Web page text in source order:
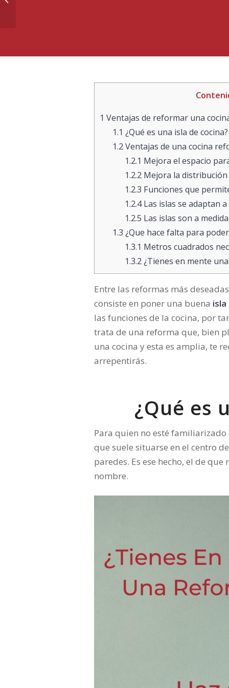
1 Ventajas de reformar una
1.1 ¿Qué es una isla de cocina?
1.2Ventajas de una cocina
1.2.1 Mejora el espacio
1.2.2Mejora la distribución
1.2.3 Funciones que
1.2.4Las islas se adaptan
1.2.5 Las islas son a
1.3 ¿Que hace falta para
1.3.1 Metros cuadrados
1.3.2¿Tienes en mente
Entre las reformas más
consiste en poner una buena isla
las funciones de la cocina, por
trata de una reforma que, bien
una cocina y esta es amplia, te
arrepentirás.
¿Qué es
Para quien no esté
que suele situarse en el centro
paredes. Es ese hecho, el de
nombre.